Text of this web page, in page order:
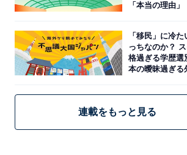
「本当の理由」
「移民」に冷
っちなのか？
格過ぎる学歴選
本の曖昧過ぎる
連載をもっと見る